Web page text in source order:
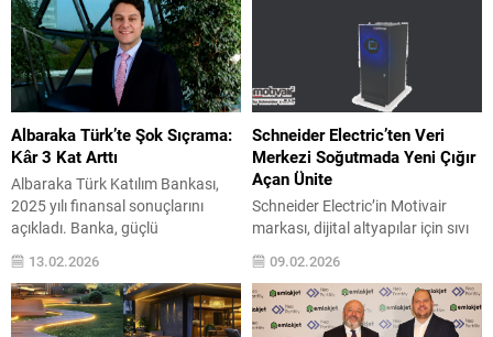
Albaraka Türk’te Şok Sıçrama:
Kâr 3 Kat Arttı
Albaraka Türk Katılım Bankası,
2025 yılı finansal sonuçlarını
açıkladı. Banka, güçlü
performansıyla hem kâr üretimi
hem de aktif kalitesi açısından
başarılı bir yıl geçirdi. Konsolide
finansal sonuçlara göre, toplam
13.02.2026
Schneider Electric’ten Veri
Merkezi Soğutmada Yeni Çığır
Açan Ünite
Schneider Electric’in Motivair
markası, dijital altyapılar için sıvı
soğutma teknolojilerinde öncü
olarak, yüksek yoğunluklu veri
merkezlerini güvenilir ve
ölçeklenebilir şekilde soğutmak
09.02.2026